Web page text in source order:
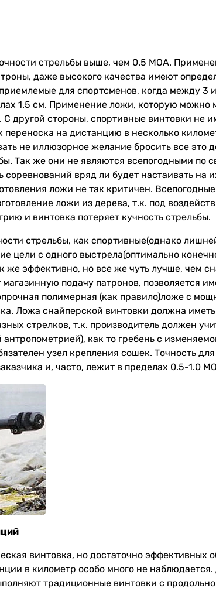
стрельбы выше, чем 0.5 МОА.
даже высокого качества имеют
для спортсменов, когда между 3
1.5 см. Применение ложи, которую можно
С другой стороны, спортивные винтовки не
на дистанцию в несколько
не иллюзорное желание бросить все это
Так же они не являются всепогодными по
соревнований вряд ли будет настаивать на
ложи не так критичен. Всепогодные
ложи из дерева, т.к. под
и винтовка потеряет кучность стрельбы.
стрельбы, как спортивные(однако
цели с одного выстрела(оптимально
же эффективно, но все же чуть лучше, чем
подачу патронов, позволяется
полимерная (как правило)ложе с
Ложа снайперской винтовки должна
стрелков, т.к. производитель должен
как то гребень с
узел крепления сошек. Точность для
и, часто, лежит в пределах 0.5-1.0
винтовка, но достаточно эффективных
в километр особо много не наблюдается.
традиционные винтовки с